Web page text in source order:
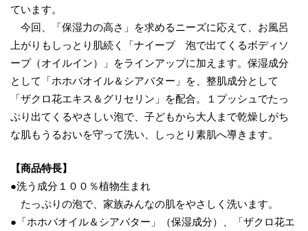
ています。
今回、「保湿力の高さ」を求めるニーズに応えて、お風呂
上がりもしっとり肌続く「ナイーブ 泡で出てくるボディソ
ープ（オイルイン）」をラインアップに加えます。保湿成分
として「ホホバオイル＆シアバター」を、整肌成分として
「ザクロ花エキス＆グリセリン」を配合。１プッシュでたっ
ぷり出てくるやさしい泡で、子どもから大人まで乾燥しがち
な肌もうるおいを守って洗い、しっとり素肌へ導きます。
【商品特長】
●洗う成分１００％植物生まれ
たっぷりの泡で、家族みんなの肌をやさしく洗います。
●「ホホバオイル＆シアバター」（保湿成分）、「ザクロ花エ